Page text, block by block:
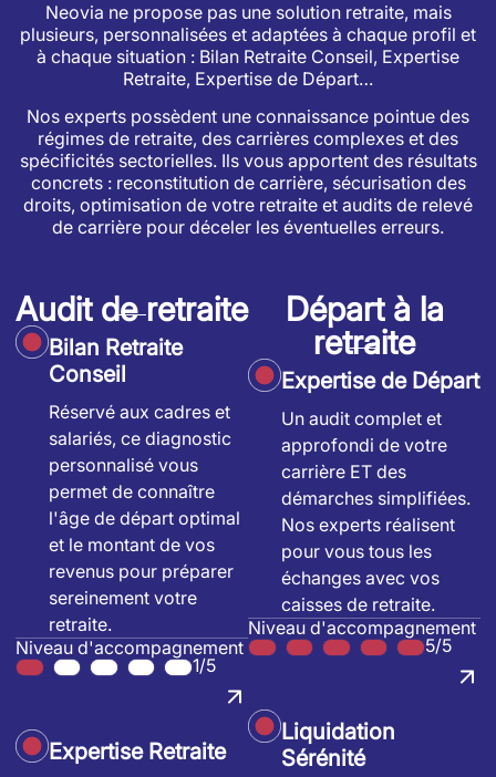
Neovia ne propose pas une solution retraite, mais
plusieurs, personnalisées et adaptées à chaque profil et
à chaque situation : Bilan Retraite Conseil, Expertise
Retraite, Expertise de Départ…
Nos experts possèdent une connaissance pointue des
régimes de retraite, des carrières complexes et des
spécificités sectorielles. Ils vous apportent des résultats
concrets : reconstitution de carrière, sécurisation des
droits, optimisation de votre retraite et audits de relevé
de carrière pour déceler les éventuelles erreurs.
Audit de retraite
Bilan Retraite
Conseil
Réservé aux cadres et
salariés, ce diagnostic
personnalisé vous
permet de connaître
l'âge de départ optimal
et le montant de vos
revenus pour préparer
sereinement votre
retraite.
Niveau d'accompagnement
1/5
Expertise Retraite
Départ à la
retraite
Expertise de Départ
Un audit complet et
approfondi de votre
carrière ET des
démarches simplifiées.
Nos experts réalisent
pour vous tous les
échanges avec vos
caisses de retraite.
Niveau d'accompagnement
5/5
Liquidation
Sérénité